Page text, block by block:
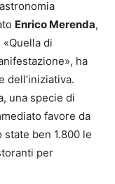
Enrico Merenda,
«Quella di
ha
dell’iniziativa.
una specie di
favore da
state ben 1.800 le
per